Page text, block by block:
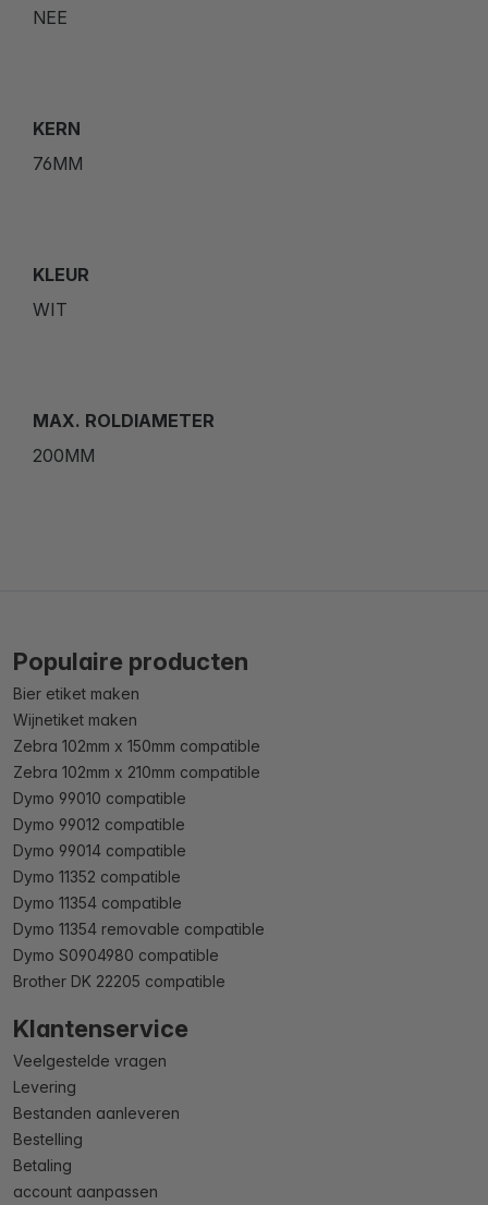
NEE
KERN
76MM
KLEUR
WIT
MAX. ROLDIAMETER
200MM
Populaire producten
Bier etiket maken
Wijnetiket maken
Zebra 102mm x 150mm compatible
Zebra 102mm x 210mm compatible
Dymo 99010 compatible
Dymo 99012 compatible
Dymo 99014 compatible
Dymo 11352 compatible
Dymo 11354 compatible
Dymo 11354 removable compatible
Dymo S0904980 compatible
Brother DK 22205 compatible
Klantenservice
Veelgestelde vragen
Levering
Bestanden aanleveren
Bestelling
Betaling
account aanpassen